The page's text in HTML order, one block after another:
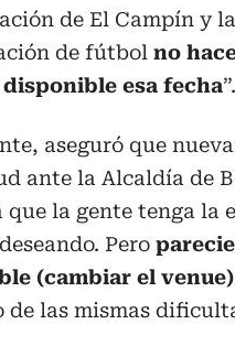
de El Campín y la
de fútbol no
disponible esa fecha”.
aseguró que
ante la Alcaldía de
que la gente tenga la
Pero
(cambiar el venue)
de las mismas